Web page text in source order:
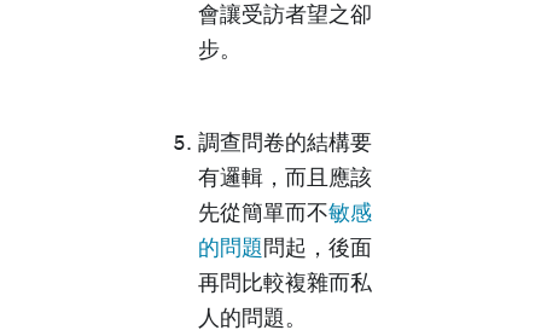
會讓受訪者望之卻
步。
調查問卷的結構要
有邏輯，而且應該
先從簡單而不敏感
的問題問起，後面
再問比較複雜而私
人的問題。